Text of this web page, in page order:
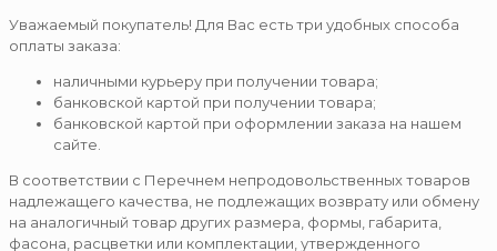
Уважаемый покупатель! Для Вас есть три удобных способа
оплаты заказа:
наличными курьеру при получении товара;
банковской картой при получении товара;
банковской картой при оформлении заказа на нашем
сайте.
В соответствии с Перечнем непродовольственных товаров
надлежащего качества, не подлежащих возврату или обмену
на аналогичный товар других размера, формы, габарита,
фасона, расцветки или комплектации, утвержденного